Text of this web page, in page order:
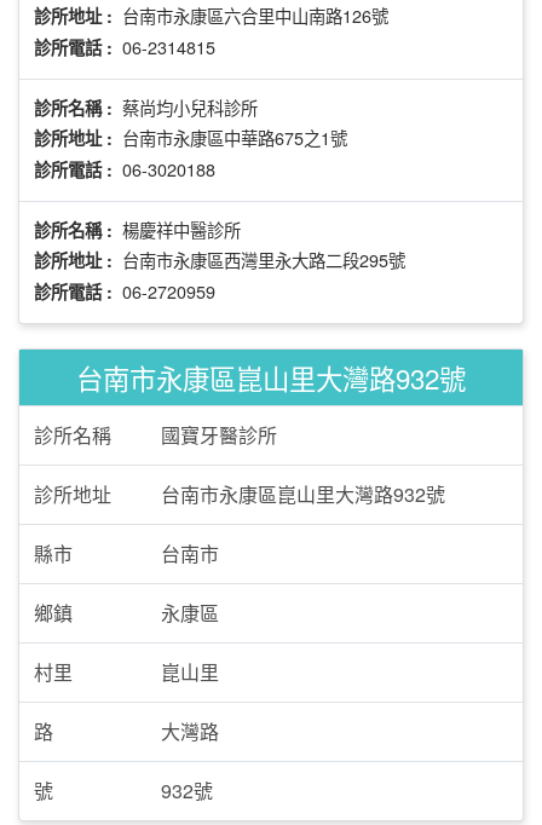
診所地址 : 台南市永康區六合里中山南路126號
診所電話 : 06-2314815
診所名稱 : 蔡尚均小兒科診所
診所地址 : 台南市永康區中華路675之1號
診所電話 : 06-3020188
診所名稱 : 楊慶祥中醫診所
診所地址 : 台南市永康區西灣里永大路二段295號
診所電話 : 06-2720959
台南市永康區崑山里大灣路932號
診所名稱 國寶牙醫診所
診所地址 台南市永康區崑山里大灣路932號
縣市 台南市
鄉鎮 永康區
村里 崑山里
路 大灣路
號 932號